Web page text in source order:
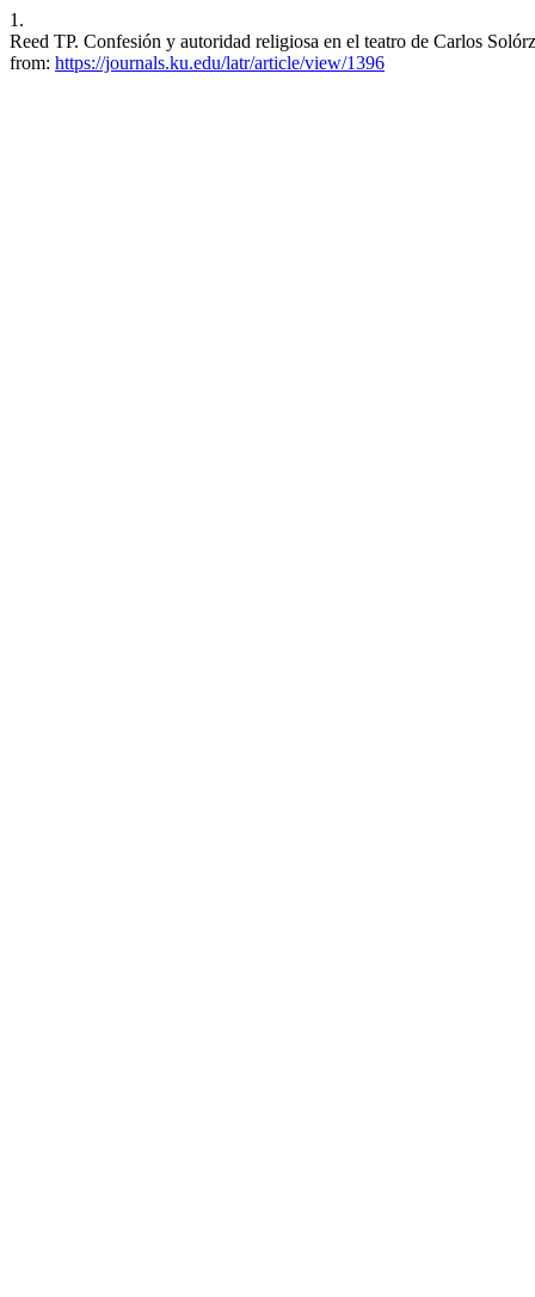
1.
Reed TP. Confesión y autoridad religiosa en el teatro de Carlos
from: https://journals.ku.edu/latr/article/view/1396